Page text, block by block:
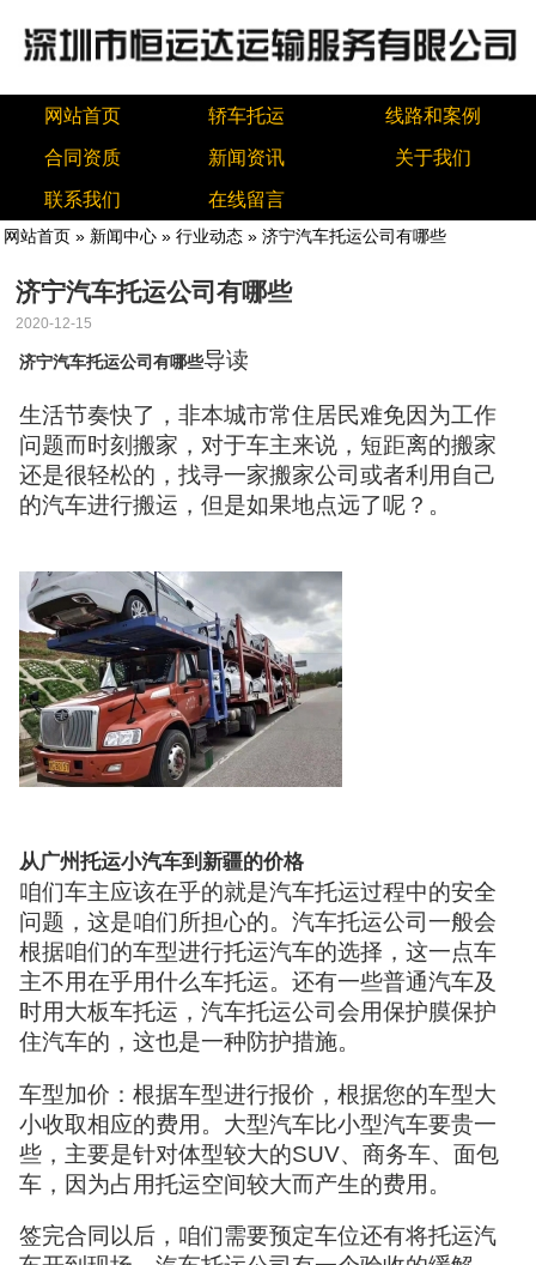
网站首页 轿车托运 线路和案例
合同资质 新闻资讯 关于我们
联系我们 在线留言
网站首页 » 新闻中心 » 行业动态 » 济宁汽车托运公司有哪些
济宁汽车托运公司有哪些
2020-12-15
济宁汽车托运公司有哪些导读
生活节奏快了，非本城市常住居民难免因为工作
问题而时刻搬家，对于车主来说，短距离的搬家
还是很轻松的，找寻一家搬家公司或者利用自己
的汽车进行搬运，但是如果地点远了呢？。
从广州托运小汽车到新疆的价格
咱们车主应该在乎的就是汽车托运过程中的安全
问题，这是咱们所担心的。汽车托运公司一般会
根据咱们的车型进行托运汽车的选择，这一点车
主不用在乎用什么车托运。还有一些普通汽车及
时用大板车托运，汽车托运公司会用保护膜保护
住汽车的，这也是一种防护措施。
车型加价：根据车型进行报价，根据您的车型大
小收取相应的费用。大型汽车比小型汽车要贵一
些，主要是针对体型较大的SUV、商务车、面包
车，因为占用托运空间较大而产生的费用。
签完合同以后，咱们需要预定车位还有将托运汽